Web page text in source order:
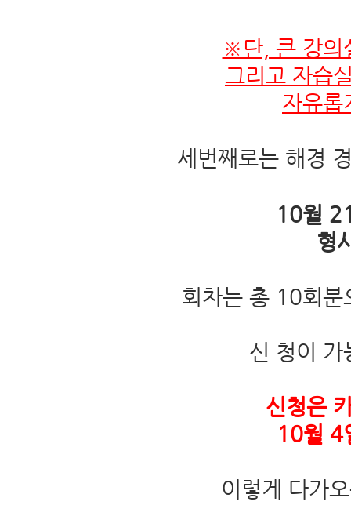
※단, 큰 강의
그리고 자습
자유롭
세번째로는 해경
10월
형
회차는 총 10회분
신 청이 가
신청은
10월 4
이렇게 다가